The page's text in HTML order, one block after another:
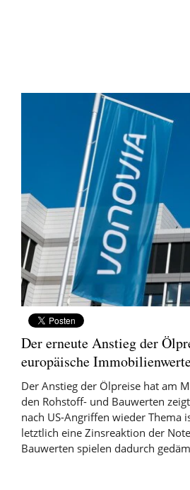
Der erneute Anstieg der
europäische
Der Anstieg der Ölpreise hat am
den Rohstoff- und Bauwerten
nach US-Angriffen wieder Thema
letztlich eine Zinsreaktion der
Bauwerten spielen dadurch